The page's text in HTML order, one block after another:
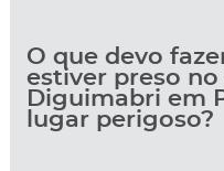
O que devo
estiver preso
Diguimabri em
lugar perigoso?